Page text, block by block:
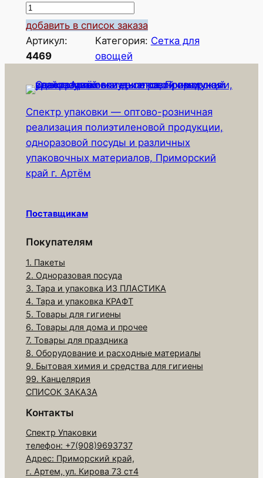
К
о
л
и
е
т
в
о
т
о
р
а
е
т
к
а
-
м
е
ш
о
д
л
я
о
добавить в список заказа
Артикул:
4469
Категория: Сетка для
овощей
Спектр упаковки — оптово-розничная
реализация полиэтиленовой продукции,
одноразовой посуды и различных
упаковочных материалов, Приморский
край г. Артём
Поставщикам
Покупателям
1. Пакеты
2. Одноразовая посуда
3. Тара и упаковка ИЗ ПЛАСТИКА
4. Тара и упаковка КРАФТ
5. Товары для гигиены
6. Товары для дома и прочее
7. Товары для праздника
8. Оборудование и расходные материалы
9. Бытовая химия и средства для гигиены
99. Канцелярия
СПИСОК ЗАКАЗА
Контакты
Спектр Упаковки
телефон: +7(908)9693737
Адрес: Приморский край,
г. Артем, ул. Кирова 73 ст4